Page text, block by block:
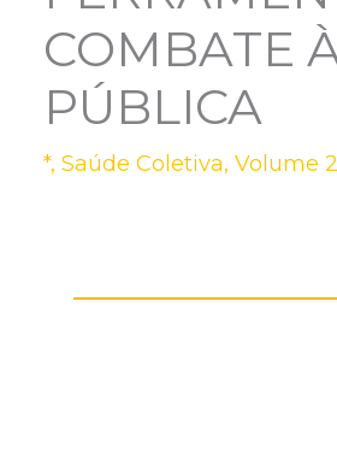
COMBATE
PÚBLICA
*,Saúde Coletiva,Volume